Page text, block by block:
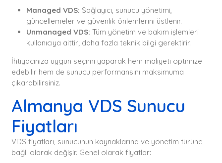
Managed VDS: Sağlayıcı, sunucu yönetimi,
güncellemeler ve güvenlik önlemlerini üstlenir.
Unmanaged VDS: Tüm yönetim ve bakım işlemleri
kullanıcıya aittir; daha fazla teknik bilgi gerektirir.
İhtiyacınıza uygun seçimi yaparak hem maliyeti optimize
edebilir hem de sunucu performansını maksimuma
çıkarabilirsiniz.
Almanya VDS Sunucu
Fiyatları
VDS fiyatları, sunucunun kaynaklarına ve yönetim türüne
bağlı olarak değişir. Genel olarak fiyatlar: